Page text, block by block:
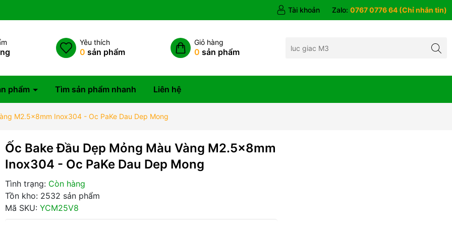
Tài khoản Zalo: 0767 0776 64 (Chỉ nhắn tin)
Yêu thích
0 sản phẩm
Giỏ hàng
0 sản phẩm
phẩm Tìm sản phẩm nhanh Liên hệ
M2.5x8mm Inox304 - Oc PaKe Dau Dep Mong
Ốc Bake Đầu Dẹp Mỏng Màu Vàng M2.5x8mm
Inox304 - Oc PaKe Dau Dep Mong
Tình trạng: Còn hàng
Tồn kho: 2532 sản phẩm
Mã SKU: YCM25V8